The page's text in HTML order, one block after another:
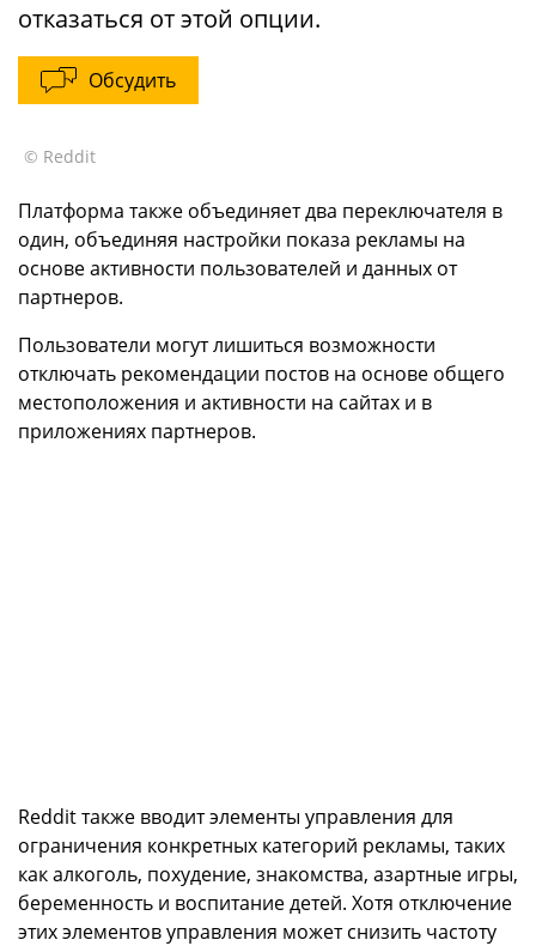
отказаться от этой опции.
Обсудить
© Reddit
Платформа также объединяет два переключателя в
один, объединяя настройки показа рекламы на
основе активности пользователей и данных от
партнеров.
Пользователи могут лишиться возможности
отключать рекомендации постов на основе общего
местоположения и активности на сайтах и в
приложениях партнеров.
Reddit также вводит элементы управления для
ограничения конкретных категорий рекламы, таких
как алкоголь, похудение, знакомства, азартные игры,
беременность и воспитание детей. Хотя отключение
этих элементов управления может снизить частоту